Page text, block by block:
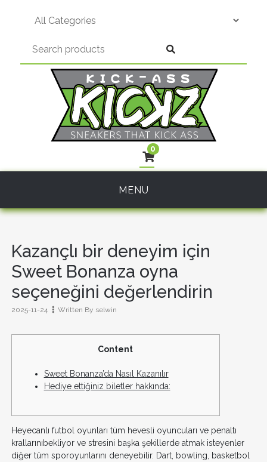
0
MENU
Kazançlı bir deneyim için
Sweet Bonanza oyna
seçeneğini değerlendirin
2025-11-24 Written By selwin
Content
Sweet Bonanza’da Nasıl Kazanılır
Hediye ettiğiniz biletler hakkında:
Heyecanlı futbol oyunları tüm hevesli oyuncuları ve penaltı
krallarınıbekliyor ve stresini başka şekillerde atmak isteyenler
diğer tüm sporoyunlarını deneyebilir. Dart, bowling, basketbol